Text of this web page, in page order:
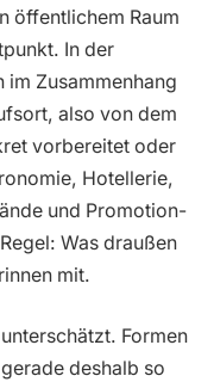
öffentlichem Raum
In der
im Zusammenhang
also von dem
vorbereitet oder
Hotellerie,
und Promotion-
Was draußen
mit.
Formen
deshalb so